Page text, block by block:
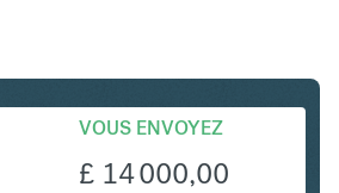
VOUS ENVOYEZ
£ 14 000,00